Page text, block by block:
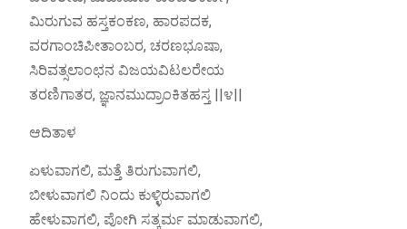
ಮಿರುಗುವ ಹಸ್ತಕಂಕಣ, ಹಾರಪದಕ,
ವರಗಾಂಚಿಪೀತಾಂಬರ, ಚರಣಭೂಷಾ,
ಸಿರಿವತ್ಸಲಾಂಛನ ವಿಜಯವಿಟಲರೇಯ
ತರಣಿಗಾತರ, ಜ್ಞಾನಮುದ್ರಾಂಕಿತಹಸ್ತ ||೪||
ಆದಿತಾಳ
ಏಳುವಾಗಲಿ, ಮತ್ತೆ ತಿರುಗುವಾಗಲಿ,
ಬೀಳುವಾಗಲಿ ನಿಂದು ಕುಳ್ಳಿರುವಾಗಲಿ
ಹೇಳುವಾಗಲಿ, ಪೋಗಿ ಸತ್ಕರ್ಮ ಮಾಡುವಾಗಲಿ,